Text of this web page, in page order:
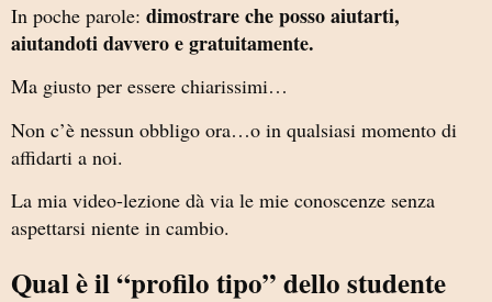
In poche parole: dimostrare che posso aiutarti,
aiutandoti davvero e gratuitamente.
Ma giusto per essere chiarissimi…
Non c’è nessun obbligo ora…o in qualsiasi momento di
affidarti a noi.
La mia video-lezione dà via le mie conoscenze senza
aspettarsi niente in cambio.
Qual è il “profilo tipo” dello studente